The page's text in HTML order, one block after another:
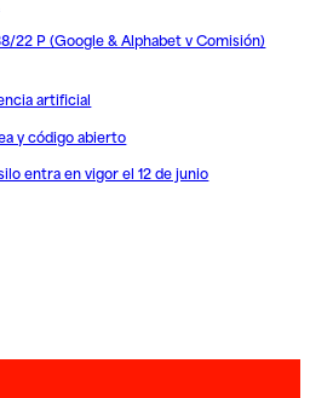
22 P (Google & Alphabet v Comisión)
artificial
y código abierto
entra en vigor el 12 de junio